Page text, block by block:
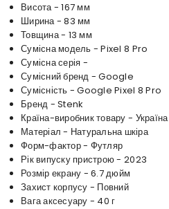
Висота - 167 мм
Ширина - 83 мм
Товщина - 13 мм
Сумісна модель - Pixel 8 Pro
Сумісна серія -
Сумісний бренд - Google
Сумісність - Google Pixel 8 Pro
Бренд - Stenk
Країна-виробник товару - Україна
Матеріал - Натуральна шкіра
Форм-фактор - Футляр
Рік випуску пристрою - 2023
Розмір екрану - 6.7 дюйм
Захист корпусу - Повний
Вага аксесуару - 40 г